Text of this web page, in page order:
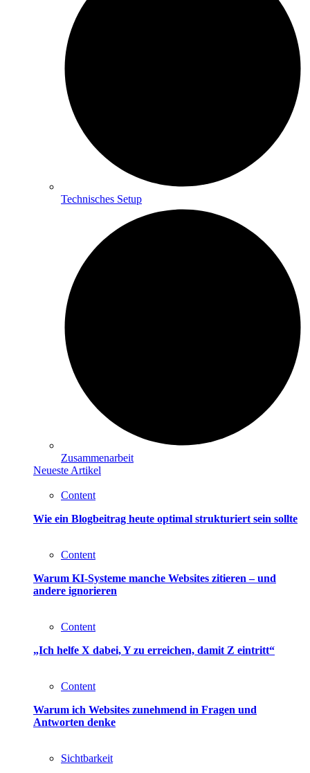
Technisches Setup
Zusammenarbeit
Neueste Artikel
Content
Wie ein Blogbeitrag heute optimal strukturiert sein sollte
Content
Warum KI-Systeme manche Websites zitieren – und
andere ignorieren
Content
„Ich helfe X dabei, Y zu erreichen, damit Z eintritt“
Content
Warum ich Websites zunehmend in Fragen und
Antworten denke
Sichtbarkeit